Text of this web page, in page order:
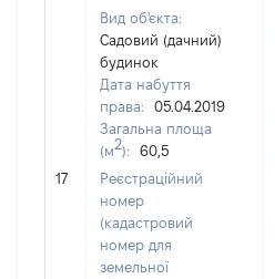
17
Вид об'єкта:
Садовий (дачний)
будинок
Дата набуття
права:
05.04.2019
Загальна площа
(м2):
60,5
Реєстраційний
номер
(кадастровий
номер для
земельної